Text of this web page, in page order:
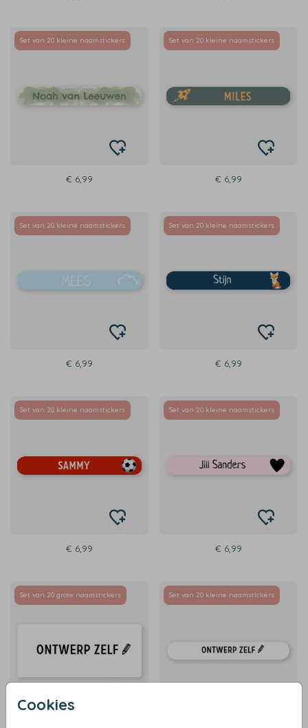
Cookies
Set van 20 kleine naamstickers
€ 6,99
Set van 20 kleine naamstickers
€ 6,99
Set van 20 kleine naamstickers
€ 6,99
Set van 20 kleine naamstickers
€ 6,99
Set van 20 kleine naamstickers
€ 6,99
Set van 20 kleine naamstickers
€ 6,99
Set van 20 grote naamstickers Set van 20 kleine naamstickers